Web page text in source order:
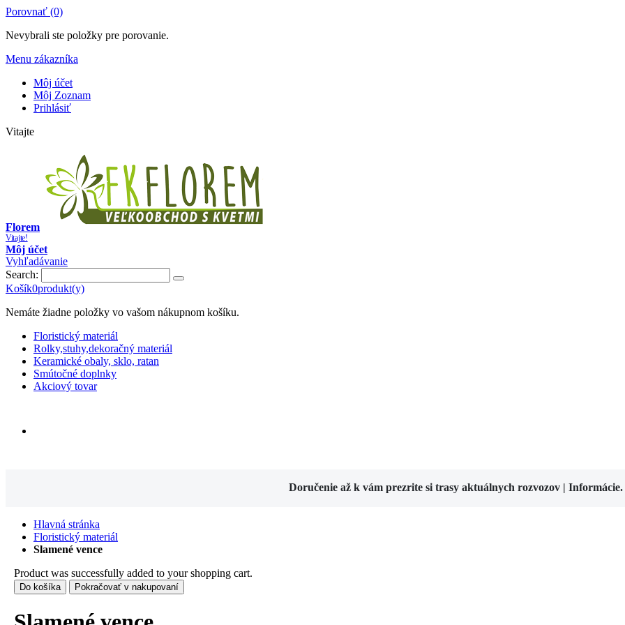
Porovnať (0)
Nevybrali ste položky pre porovanie.
Menu zákazníka
Môj účet
Môj Zoznam
Prihlásiť
Vitajte
Florem
Vitajte!
Môj účet
Vyhľadávanie
Search:
Košík0produkt(y)
Nemáte žiadne položky vo vašom nákupnom košíku.
Floristický materiál
Rolky,stuhy,dekoračný materiál
Keramické obaly, sklo, ratan
Smútočné doplnky
Akciový tovar
Doručenie až k vámprezrite si trasy aktuálnych rozvozov | Informácie.
Hlavná stránka
Floristický materiál
Slamené vence
Product was successfully added to your shopping cart.
Do košíka Pokračovať v nakupovaní